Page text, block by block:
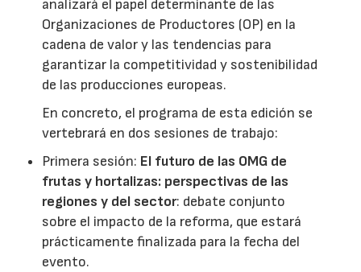
analizará el papel determinante de las
Organizaciones de Productores (OP) en la
cadena de valor y las tendencias para
garantizar la competitividad y sostenibilidad
de las producciones europeas.
En concreto, el programa de esta edición se
vertebrará en dos sesiones de trabajo:
Primera sesión: El futuro de las OMG de
frutas y hortalizas: perspectivas de las
regiones y del sector: debate conjunto
sobre el impacto de la reforma, que estará
prácticamente finalizada para la fecha del
evento.